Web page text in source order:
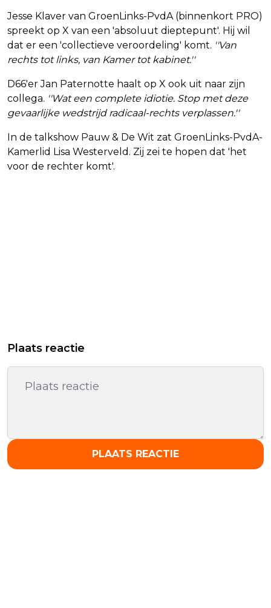
Jesse Klaver van GroenLinks-PvdA (binnenkort PRO)
spreekt op X van een 'absoluut dieptepunt'. Hij wil
dat er een 'collectieve veroordeling' komt. ''Van
rechts tot links, van Kamer tot kabinet.''
D66'er Jan Paternotte haalt op X ook uit naar zijn
collega. ''Wat een complete idiotie. Stop met deze
gevaarlijke wedstrijd radicaal-rechts verplassen.''
In de talkshow Pauw & De Wit zat GroenLinks-PvdA-
Kamerlid Lisa Westerveld. Zij zei te hopen dat 'het
voor de rechter komt'.
Plaats reactie
PLAATS REACTIE